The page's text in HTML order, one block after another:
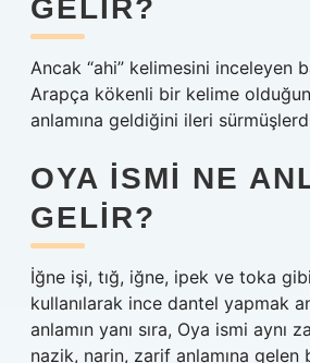
GELIR?
Ancak “ahi” kelimesini inceleyen
Arapça kökenli bir kelime
anlamına geldiğini ileri
OYA ISMI NE
GELIR?
İğne işi, tığ, iğne, ipek ve toka
kullanılarak ince dantel yapmak
anlamın yanı sıra, Oya ismi aynı
nazik, narin, zarif anlamına gelen